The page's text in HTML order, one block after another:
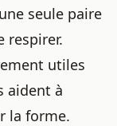
seule paire
respirer.
utiles
aident à
la forme.